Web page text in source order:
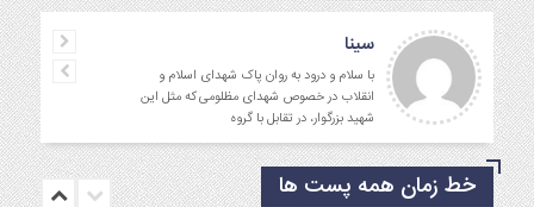
سینا
با سلام و درود به روان پاک شهدای اسلام و
انقلاب در خصوص شهدای مظلومی که مثل این
شهید بزرگوار، در تقابل با گروه
خط زمان همه پست ها